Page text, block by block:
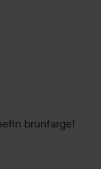
brunfarge!